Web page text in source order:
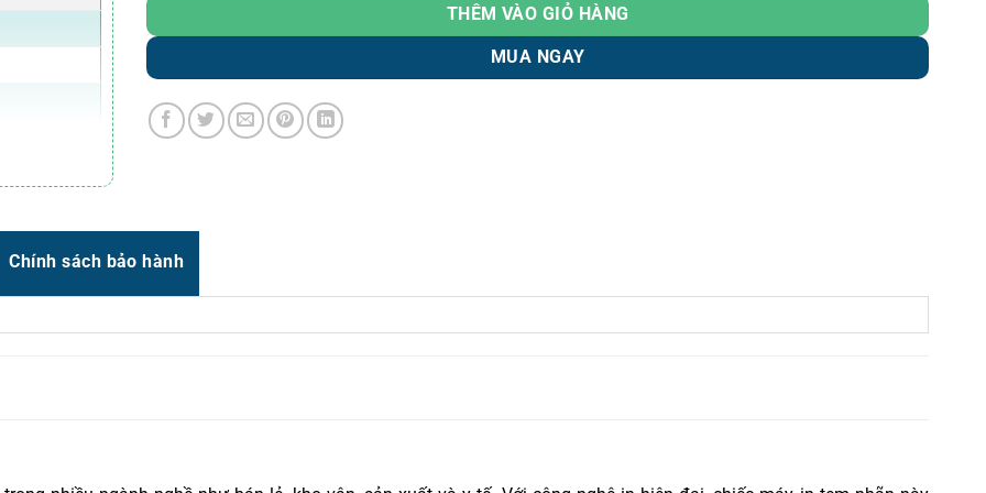
s)
Zalo0987.835.345
Zalo0987.919.040
Thời gian:Từ 8h-17h30 Thứ 2 đến Thứ 7
THÊM VÀO GIỎ HÀNG
MUA NGAY
Chính sách bảo hành